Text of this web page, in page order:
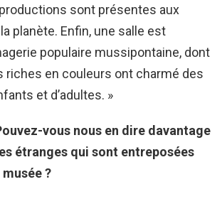
sont présentes aux
planète. Enfin, une salle est
populaire mussipontaine, dont
riches en couleurs ont charmé des
et d’adultes. »
vous nous en dire davantage
étranges qui sont entreposées
?